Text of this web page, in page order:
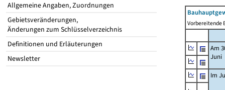
Allgemeine Angaben, Zuordnungen
Gebietsveränderungen,
Änderungen zum Schlüsselverzeichnis
Definitionen und Erläuterungen
Newsletter
Vorbereitende
Am
Juni
Im